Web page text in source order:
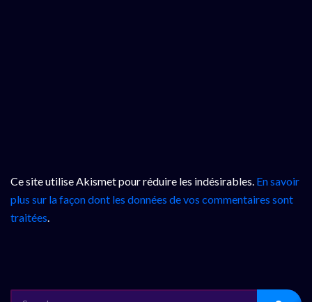
Ce site utilise Akismet pour réduire les indésirables. En savoir
plus sur la façon dont les données de vos commentaires sont
traitées.